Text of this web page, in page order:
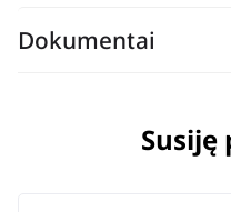
Dokumentai